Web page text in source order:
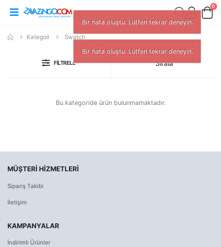
0
Kategori Swatch
FILTRELE Sırala
Bu kategoride ürün bulunmamaktadır.
MÜŞTERI HIZMETLERI
Sipariş Takibi
İletişim
KAMPANYALAR
İndirimli Ürünler
Bir hata oluştu. Lütfen tekrar deneyin.
Bir hata oluştu. Lütfen tekrar deneyin.